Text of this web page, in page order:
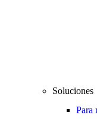
Soluciones
Para